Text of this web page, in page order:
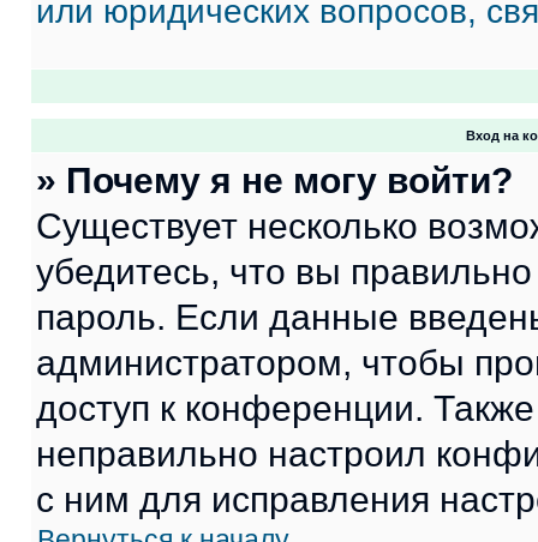
или юридических вопросов,
Вход на
» Почему я не могу войти?
Существует несколько
убедитесь, что вы
пароль. Если данные
администратором, чтобы
доступ к конференции.
неправильно настроил
с ним для исправления